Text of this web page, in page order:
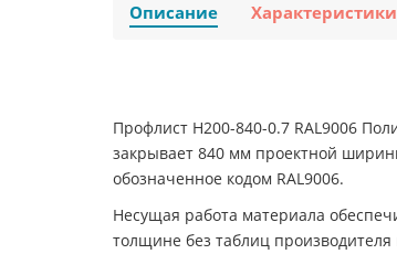
Описание Характеристики
Профлист Н200-840-0.7 RAL9006
закрывает 840 мм проектной
обозначенное кодом RAL9006.
Несущая работа материала
толщине без таблиц